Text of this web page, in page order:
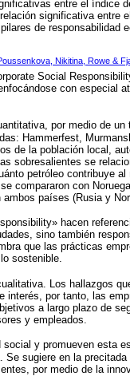
entre el índice
significativa entre
de responsabilidad
Nikitina, Rowe &
Social
con especial
por medio de
Hammerfest,
de la población local,
sobresalientes se
petróleo contribuye
compararon con
países (Rusia y
hacen
sino también
que las prácticas
sostenible.
Los hallazgos
por tanto, las
a largo plazo de
y empleados.
y promueven esta
sugiere en la
por medio de la